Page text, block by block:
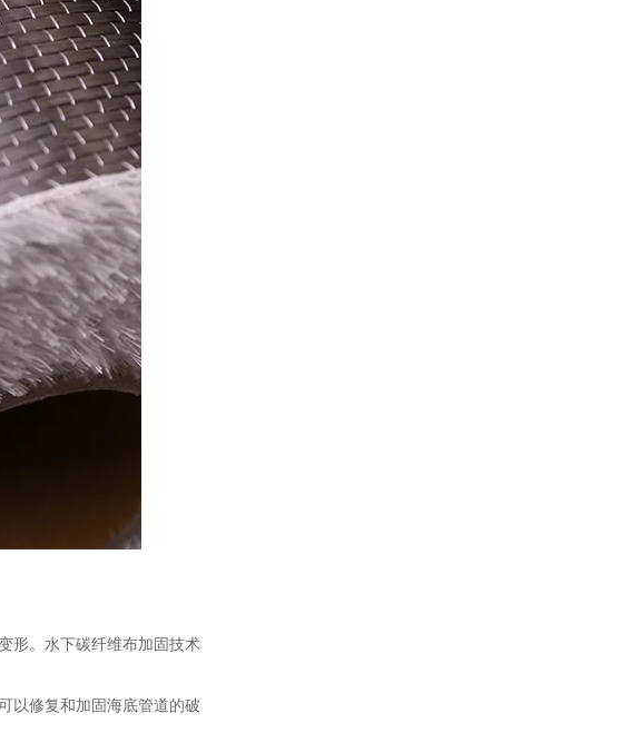
形。水下碳纤维布加固技术
以修复和加固海底管道的破